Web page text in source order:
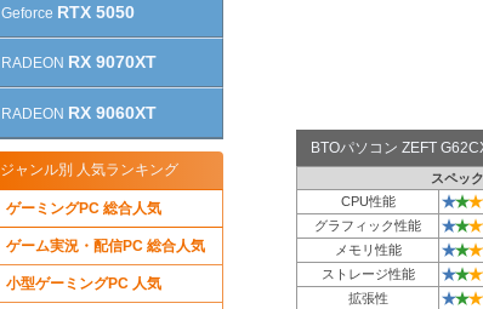
BTOパソコン ZEFT
スペック
CPU性能
★★★
グラフィック性能
★★★
メモリ性能
★★★
ストレージ性能
★★★
拡張性
★★★
Geforce RTX 5050
RADEON RX 9070XT
RADEON RX 9060XT
ジャンル別 人気ランキング
ゲーミングPC 総合人気
ゲーム実況・配信PC 総合人気
小型ゲーミングPC 人気